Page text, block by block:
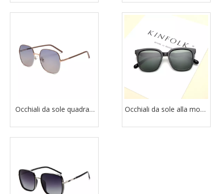
all'ingrosso per uomo
all'ingrosso per unisex
Occhiali da sole quadrati
polarizzati per unisex
Occhiali da sole alla moda
quadrato oversize di